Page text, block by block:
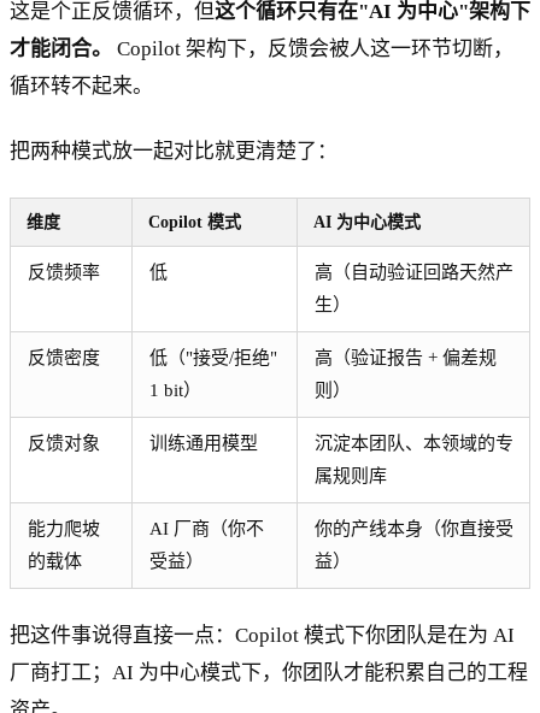
这是个正反馈循环，但这个循环只有在"AI 为中心"架构下
才能闭合。
Copilot 架构下，反馈会被人这一环节切断，
循环转不起来。
把两种模式放一起对比就更清楚了：
维度 Copilot 模式 AI 为中心模式
反馈频率 低
高（自动验证回路天然产
生）
反馈密度
低（"接受/拒绝"
1 bit）
高（验证报告 + 偏差规
则）
反馈对象 训练通用模型
沉淀本团队、本领域的专
属规则库
能力爬坡
的载体
AI 厂商（你不
受益）
你的产线本身（你直接受
益）
把这件事说得直接一点：Copilot 模式下你团队是在为 AI
厂商打工；AI 为中心模式下，你团队才能积累自己的工程